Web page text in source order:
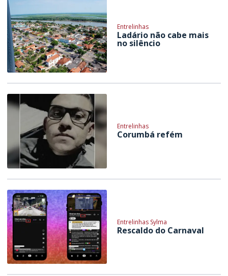
Entrelinhas
Ladário não cabe mais
no silêncio
Entrelinhas
Corumbá refém
Entrelinhas Sylma
Rescaldo do Carnaval